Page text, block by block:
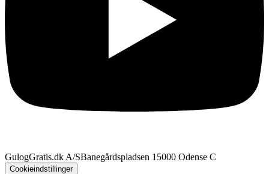
GulogGratis.dk A/SBanegårdspladsen 1 5000 Odense C
Cookieindstillinger